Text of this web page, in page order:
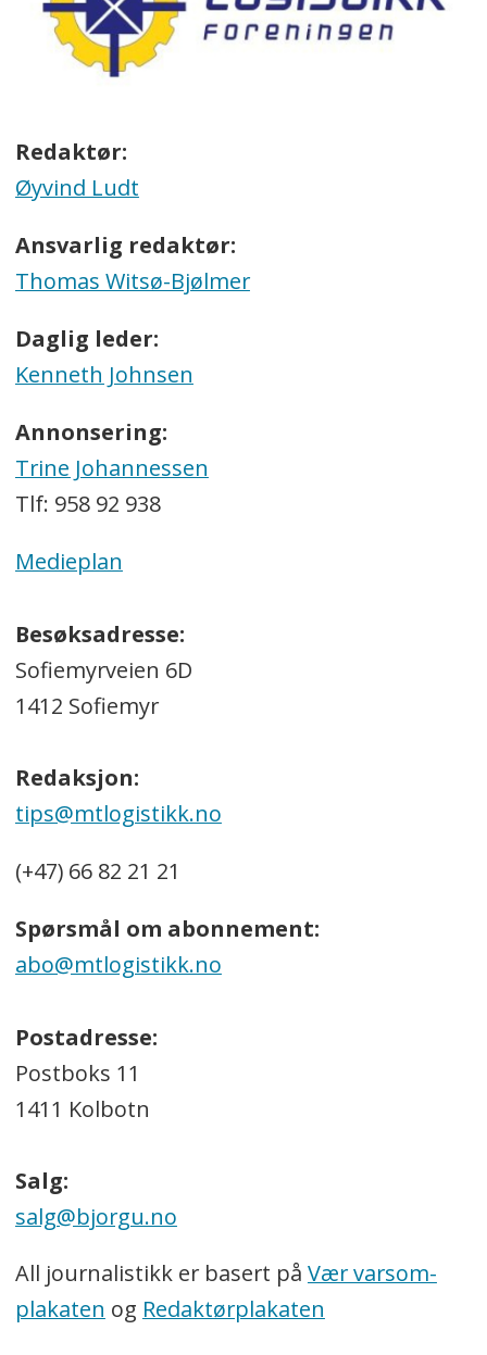
Redaktør:
Øyvind Ludt
Ansvarlig redaktør:
Thomas Witsø-Bjølmer
Daglig leder:
Kenneth Johnsen
Annonsering:
Trine Johannessen
Tlf: 958 92 938
Medieplan
Besøksadresse:
Sofiemyrveien 6D
1412 Sofiemyr
Redaksjon:
tips@mtlogistikk.no
(+47) 66 82 21 21
Spørsmål om abonnement:
abo@mtlogistikk.no
Postadresse:
Postboks 11
1411 Kolbotn
Salg:
salg@bjorgu.no
All journalistikk er basert på Vær varsom-
plakaten og Redaktørplakaten